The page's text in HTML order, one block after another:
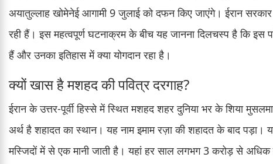
अयातुल्लाह खोमेनेई आगामी 9 जुलाई को दफन किए जाएंगे। ईरान
रही हैं। इस महत्वपूर्ण घटनाक्रम के बीच यह जानना दिलचस्प है कि इस
हैं और उनका इतिहास में क्या योगदान रहा है।
क्यों खास है मशहद की पवित्र दरगाह?
ईरान के उत्तर-पूर्वी हिस्से में स्थित मशहद शहर दुनिया भर के शिया
अर्थ है शहादत का स्थान। यह नाम इमाम रज़ा की शहादत के बाद पड़ा।
मस्जिदों में से एक मानी जाती है। यहां हर साल लगभग 3 करोड़ से अधिक